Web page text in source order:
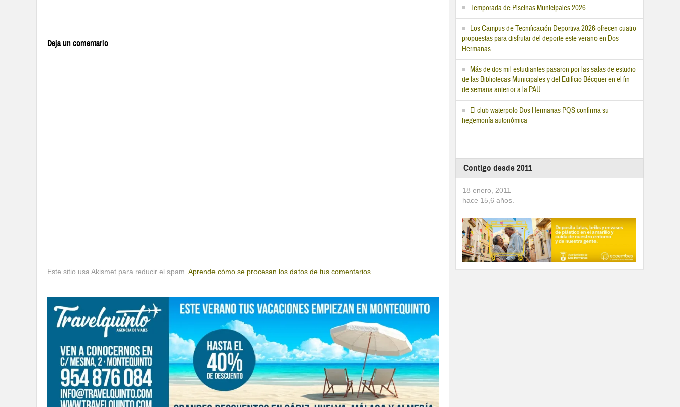
Deja un comentario
Este sitio usa Akismet para reducir el spam. Aprende cómo se procesan los datos de tus comentarios.
Temporada de Piscinas Municipales 2026
Los Campus de Tecnificación Deportiva 2026 ofrecen cuatro
propuestas para disfrutar del deporte este verano en Dos
Hermanas
Más de dos mil estudiantes pasaron por las salas de estudio
de las Bibliotecas Municipales y del Edificio Bécquer en el fin
de semana anterior a la PAU
El club waterpolo Dos Hermanas PQS confirma su
hegemonía autonómica
Contigo desde 2011
18 enero, 2011
hace 15,6 años.